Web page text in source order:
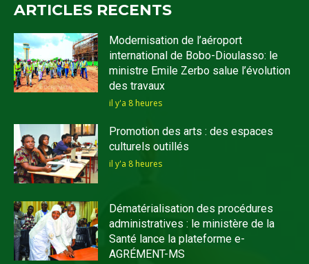
ARTICLES RECENTS
Modernisation de l’aéroport
international de Bobo-Dioulasso: le
ministre Emile Zerbo salue l’évolution
des travaux
il y'a 8 heures
Promotion des arts : des espaces
culturels outillés
il y'a 8 heures
Dématérialisation des procédures
administratives : le ministère de la
Santé lance la plateforme e-
AGRÉMENT-MS